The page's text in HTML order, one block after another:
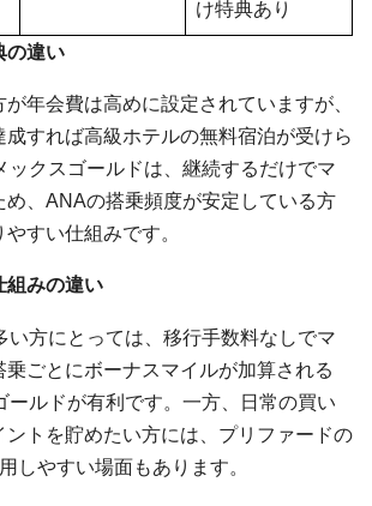
け特典あり
の違い
年会費は高めに設定されていますが、
すれば高級ホテルの無料宿泊が受けら
ックスゴールドは、継続するだけでマ
め、ANAの搭乗頻度が安定している方
すい仕組みです。
組みの違い
い方にとっては、移行手数料なしでマ
乗ごとにボーナスマイルが加算される
ールドが有利です。一方、日常の買い
ントを貯めたい方には、プリファードの
しやすい場面もあります。